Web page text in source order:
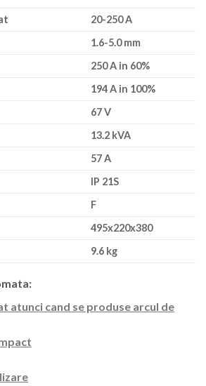
20-250 A
1.6-5.0 mm
250 A in 60%
194 A in 100%
67 V
13.2 kVA
57 A
IP 21S
F
495x220x380
9.6 kg
atunci cand se produse arcul de